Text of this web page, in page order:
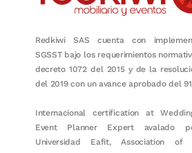
Redkiwi SAS cuenta con
SGSST bajo los requerimientos
decreto 1072 del 2015 y de la
del 2019 con un avance aprobado del
Internacional certification at
Event Planner Expert avalado
Universidad Eafit, Association of